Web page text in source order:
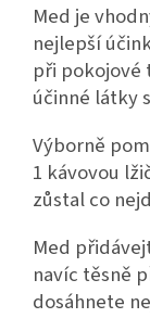
Med je
nejlepší
při pokojové
účinné látky
Výborně
1 kávovou
zůstal co
Med
navíc těsně
dosáhnete